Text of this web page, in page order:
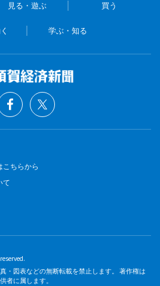
見る・遊ぶ 買う
学ぶ・知る
こちらから
て
・図表などの無断転載を禁止します。 著作権は
者に属します。